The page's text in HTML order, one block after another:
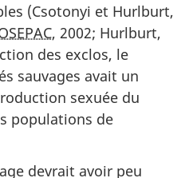
(Csotonyi et Hurlburt,
, 2002; Hurlburt,
des exclos, le
sauvages avait un
sexuée du
populations de
devrait avoir peu